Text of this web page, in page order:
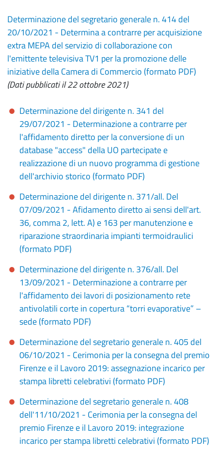
Determinazione del segretario generale n. 414 del
20/10/2021 - Determina a contrarre per acquisizione
extra MEPA del servizio di collaborazione con
l'emittente televisiva TV1 per la promozione delle
iniziative della Camera di Commercio (formato PDF)
(Dati pubblicati il 22 ottobre 2021)
Determinazione del dirigente n. 341 del
29/07/2021 - Determinazione a contrarre per
l'affidamento diretto per la conversione di un
database "access" della UO partecipate e
realizzazione di un nuovo programma di gestione
dell'archivio storico (formato PDF)
Determinazione del dirigente n. 371/all. Del
07/09/2021 - Afidamento diretto ai sensi dell'art.
36, comma 2, lett. A) e 163 per manutenzione e
riparazione straordinaria impianti termoidraulici
(formato PDF)
Determinazione del dirigente n. 376/all. Del
13/09/2021 - Determinazione a contrarre per
l'affidamento dei lavori di posizionamento rete
antivolatili corte in copertura “torri evaporative” –
sede (formato PDF)
Determinazione del segretario generale n. 405 del
06/10/2021 - Cerimonia per la consegna del premio
Firenze e il Lavoro 2019: assegnazione incarico per
stampa libretti celebrativi (formato PDF)
Determinazione del segretario generale n. 408
dell'11/10/2021 - Cerimonia per la consegna del
premio Firenze e il Lavoro 2019: integrazione
incarico per stampa libretti celebrativi (formato PDF)